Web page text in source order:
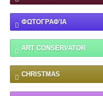
ΦΩΤΟΓΡΑΦΊΑ
ART CONSERVATOR
CHRISTMAS